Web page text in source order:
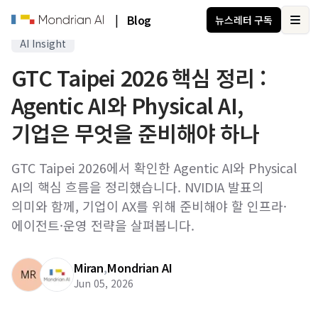
| Blog 뉴스레터 구독
AI Insight
GTC Taipei 2026 핵심 정리 :
Agentic AI와 Physical AI,
기업은 무엇을 준비해야 하나
GTC Taipei 2026에서 확인한 Agentic AI와 Physical
AI의 핵심 흐름을 정리했습니다. NVIDIA 발표의
의미와 함께, 기업이 AX를 위해 준비해야 할 인프라·
에이전트·운영 전략을 살펴봅니다.
Miran,Mondrian AI
Jun 05, 2026